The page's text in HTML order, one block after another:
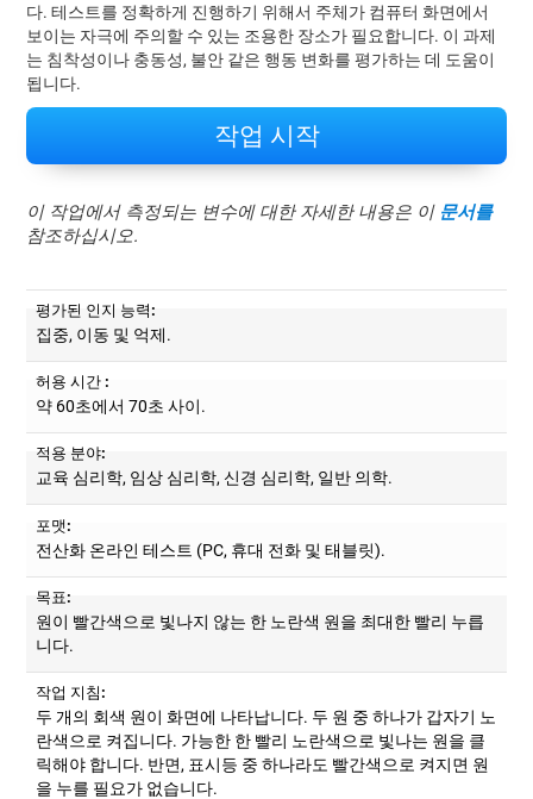
다. 테스트를 정확하게 진행하기 위해서 주체가 컴퓨터 화면에서
보이는 자극에 주의할 수 있는 조용한 장소가 필요합니다. 이 과제
는 침착성이나 충동성, 불안 같은 행동 변화를 평가하는 데 도움이
됩니다.
작업 시작
이 작업에서 측정되는 변수에 대한 자세한 내용은 이 문서를
참조하십시오.
평가된 인지 능력:
집중, 이동 및 억제.
허용 시간 :
약 60초에서 70초 사이.
적용 분야:
교육 심리학, 임상 심리학, 신경 심리학, 일반 의학.
포맷:
전산화 온라인 테스트 (PC, 휴대 전화 및 태블릿).
목표:
원이 빨간색으로 빛나지 않는 한 노란색 원을 최대한 빨리 누릅
니다.
작업 지침:
두 개의 회색 원이 화면에 나타납니다. 두 원 중 하나가 갑자기 노
란색으로 켜집니다. 가능한 한 빨리 노란색으로 빛나는 원을 클
릭해야 합니다. 반면, 표시등 중 하나라도 빨간색으로 켜지면 원
을 누를 필요가 없습니다.